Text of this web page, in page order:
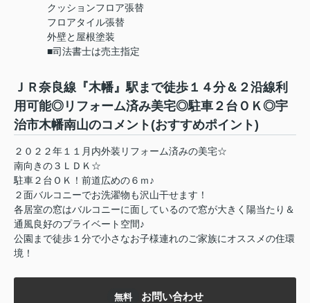
クッションフロア張替
フロアタイル張替
外壁と屋根塗装
■司法書士は売主指定
ＪＲ奈良線『木幡』駅まで徒歩１４分＆２沿線利
用可能◎リフォーム済み美宅◎駐車２台ＯＫ◎宇
治市木幡南山のコメント(おすすめポイント)
２０２２年１１月内外装リフォーム済みの美宅☆
南向きの３ＬＤＫ☆
駐車２台ＯＫ！前道広めの６ｍ♪
２面バルコニーでお洗濯物も沢山干せます！
各居室の窓はバルコニーに面しているので窓が大きく陽当たり＆
通風良好のプライベート空間♪
公園まで徒歩１分で小さなお子様連れのご家族にオススメの住環
境！
無料 お問い合わせ